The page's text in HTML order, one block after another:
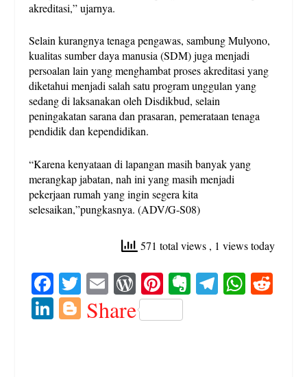
akreditasi,” ujarnya.
Selain kurangnya tenaga pengawas, sambung Mulyono,
kualitas sumber daya manusia (SDM) juga menjadi
persoalan lain yang menghambat proses akreditasi yang
diketahui menjadi salah satu program unggulan yang
sedang di laksanakan oleh Disdikbud, selain
peningakatan sarana dan prasaran, pemerataan tenaga
pendidik dan kependidikan.
“Karena kenyataan di lapangan masih banyak yang
merangkap jabatan, nah ini yang masih menjadi
pekerjaan rumah yang ingin segera kita
selesaikan,”pungkasnya. (ADV/G-S08)
571 total views , 1 views today
Fa
ce
bo
T
wi
tte
E
m
ail
W
or
d
Pi
nt
er
E Te W
Li Bl
Share